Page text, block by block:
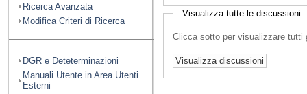
Ricerca Avanzata
Modifica Criteri di Ricerca
DGR e Deteterminazioni
Manuali Utente in Area Utenti
Esterni
Visualizza tutte le discussioni
Clicca sotto per visualizzare tutti